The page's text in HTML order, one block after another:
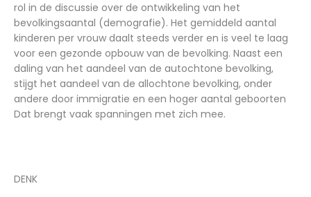
rol in de discussie over de ontwikkeling van het
bevolkingsaantal (demografie). Het gemiddeld aantal
kinderen per vrouw daalt steeds verder en is veel te laag
voor een gezonde opbouw van de bevolking. Naast een
daling van het aandeel van de autochtone bevolking,
stijgt het aandeel van de allochtone bevolking, onder
andere door immigratie en een hoger aantal geboorten
Dat brengt vaak spanningen met zich mee.
DENK